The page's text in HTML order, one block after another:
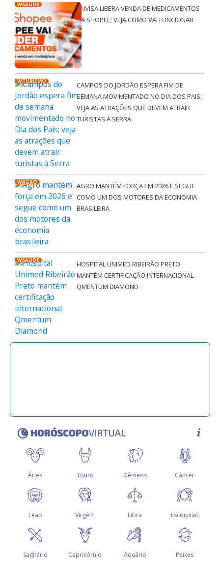
WSAÚDE
ANVISA LIBERA VENDA DE MEDICAMENTOS
NA SHOPEE; VEJA COMO VAI FUNCIONAR
WTURISMO
CAMPOS DO JORDÃO ESPERA FIM DE
SEMANA MOVIMENTADO NO DIA DOS PAIS;
VEJA AS ATRAÇÕES QUE DEVEM ATRAIR
TURISTAS À SERRA
WAGRO
AGRO MANTÉM FORÇA EM 2026 E SEGUE
COMO UM DOS MOTORES DA ECONOMIA
BRASILEIRA
WSAÚDE
HOSPITAL UNIMED RIBEIRÃO PRETO
MANTÉM CERTIFICAÇÃO INTERNACIONAL
QMENTUM DIAMOND